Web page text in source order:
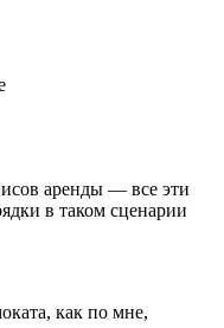
аренды — все эти
в таком сценарии
как по мне,